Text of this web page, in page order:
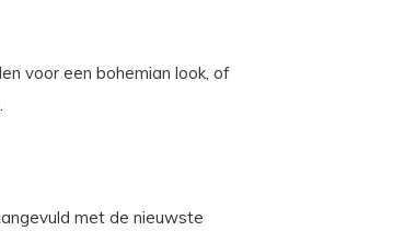
voor een bohemian look, of
met de nieuwste